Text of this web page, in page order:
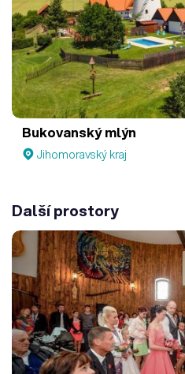
Bukovanský mlýn
Jihomoravský kraj
Další prostory